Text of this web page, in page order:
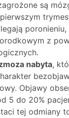
są
z
nabyta,
Objawy
5 do 20%
tej odmiany